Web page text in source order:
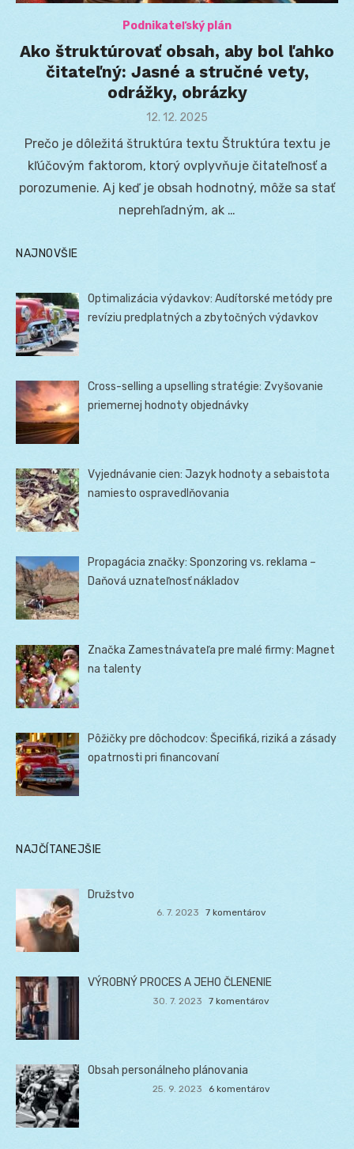
Podnikateľský plán
Ako štruktúrovať obsah, aby bol ľahko
čitateľný: Jasné a stručné vety,
odrážky, obrázky
Posted
12. 12. 2025
Prečo je dôležitá štruktúra textu Štruktúra textu je
kľúčovým faktorom, ktorý ovplyvňuje čitateľnosť a
porozumenie. Aj keď je obsah hodnotný, môže sa stať
neprehľadným, ak …
NAJNOVŠIE
Optimalizácia výdavkov: Audítorské metódy pre
revíziu predplatných a zbytočných výdavkov
Cross-selling a upselling stratégie: Zvyšovanie
priemernej hodnoty objednávky
Vyjednávanie cien: Jazyk hodnoty a sebaistota
namiesto ospravedlňovania
Propagácia značky: Sponzoring vs. reklama –
Daňová uznateľnosť nákladov
Značka Zamestnávateľa pre malé firmy: Magnet
na talenty
Pôžičky pre dôchodcov: Špecifiká, riziká a zásady
opatrnosti pri financovaní
NAJČÍTANEJŠIE
Družstvo
6. 7. 2023 7 komentárov
VÝROBNÝ PROCES A JEHO ČLENENIE
30. 7. 2023 7 komentárov
Obsah personálneho plánovania
25. 9. 2023 6 komentárov